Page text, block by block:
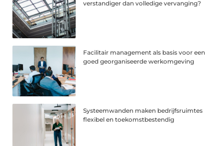
verstandiger dan volledige vervanging?
Facilitair management als basis voor een
goed georganiseerde werkomgeving
Systeemwanden maken bedrijfsruimtes
flexibel en toekomstbestendig